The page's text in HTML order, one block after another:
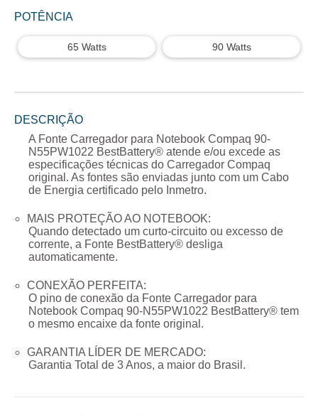
POTÊNCIA
65 Watts 90 Watts
DESCRIÇÃO
A Fonte Carregador para Notebook Compaq 90-
N55PW1022 BestBattery® atende e/ou excede as
especificações técnicas do Carregador Compaq
original. As fontes são enviadas junto com um Cabo
de Energia certificado pelo Inmetro.
MAIS PROTEÇÃO AO NOTEBOOK:
Quando detectado um curto-circuito ou excesso de
corrente, a Fonte BestBattery® desliga
automaticamente.
CONEXÃO PERFEITA:
O pino de conexão da Fonte Carregador para
Notebook Compaq 90-N55PW1022 BestBattery® tem
o mesmo encaixe da fonte original.
GARANTIA LÍDER DE MERCADO:
Garantia Total de 3 Anos, a maior do Brasil.